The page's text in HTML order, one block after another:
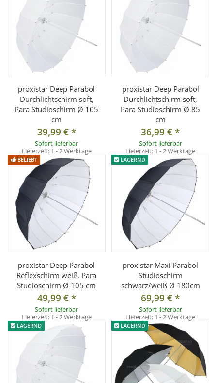
Tiefe: ca. 38cm
Produktfarbe: weiß
Speichen: 16
Lieferumfang:
105 cm
proxistar Deep Parabol
Durchlichtschirm soft,
Para Studioschirm Ø 105
cm
39,99 €*
Sofort lieferbar
Lieferzeit: 1 - 2 Werktage
proxistar Deep Parabol
Durchlichtschirm soft,
Para Studioschirm Ø 85
cm
36,99 €*
Sofort lieferbar
Lieferzeit: 1 - 2 Werktage
BELIEBT
proxistar Deep Parabol
Reflexschirm weiß, Para
Studioschirm Ø 105 cm
49,99 €*
Sofort lieferbar
Lieferzeit: 1 - 2 Werktage
LAGERND
proxistar Maxi Parabol
Studioschirm
schwarz/weiß Ø 180cm
69,99 €*
Sofort lieferbar
Lieferzeit: 1 - 2 Werktage
LAGERND LAGERND